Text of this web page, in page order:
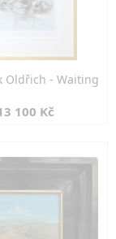
Oldřich - Waiting
100 Kč